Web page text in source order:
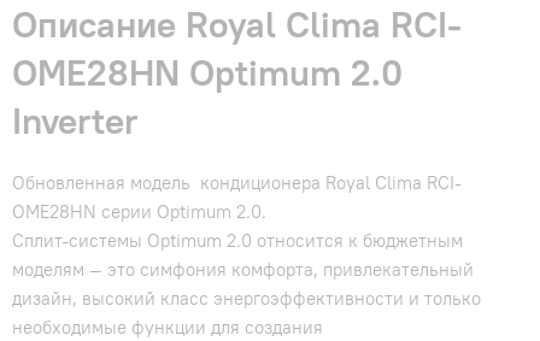
Описание Royal Clima RCI-
OME28HN Optimum 2.0
Inverter
Обновленная модель кондиционера Royal Clima RCI-
OME28HN серии Optimum 2.0.
Сплит-системы Optimum 2.0 относится к бюджетным
моделям — это симфония комфорта, привлекательный
дизайн, высокий класс энергоэффективности и только
необходимые функции для создания